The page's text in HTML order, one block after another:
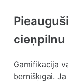
cieņpilnu
Gamifikācija
bērnišķīgai.